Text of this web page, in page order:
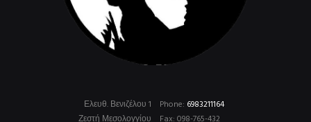
Phone: 6983211164
Ελευθ. Βενιζέλου 1